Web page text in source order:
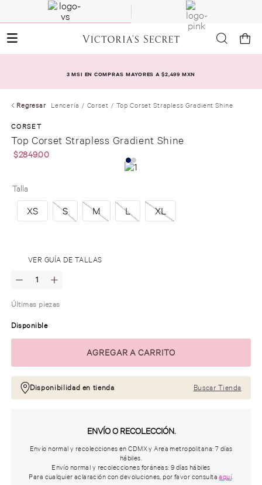
3 MSI EN COMPRAS MAYORES A $2,499 MXN
Regresar Lencería Corset Top Corset Strapless Gradient Shine
CORSET
Top Corset Strapless Gradient Shine
$2849.00
Talla
XS S M L XL
VER GUÍA DE TALLAS
Últimas piezas
Disponible
Disponibilidad en tienda Buscar Tienda
ENVÍO O RECOLECCIÓN.
Envío normal y recolecciones en CDMX y Area metropolitana: 7 días
hábiles.
Envío normal y recolecciones foráneas: 9 días hábiles
Para cualquier aclaración con devoluciones, por favor consultaaquí.